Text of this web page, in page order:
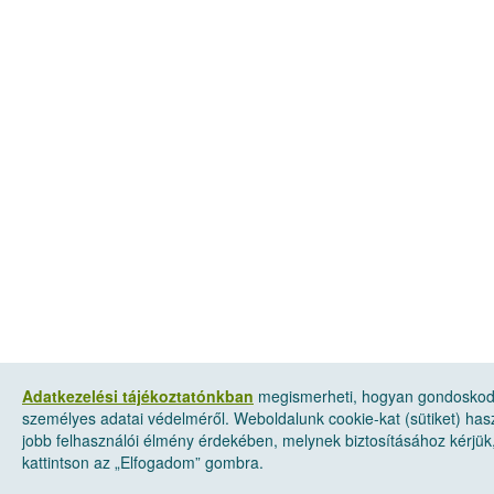
Adatkezelési tájékoztatónkban megismerheti, hogyan
személyes adatai védelméről. Weboldalunk cookie-kat (sütiket)
jobb felhasználói élmény érdekében, melynek biztosításához
kattintson az „Elfogadom” gombra.